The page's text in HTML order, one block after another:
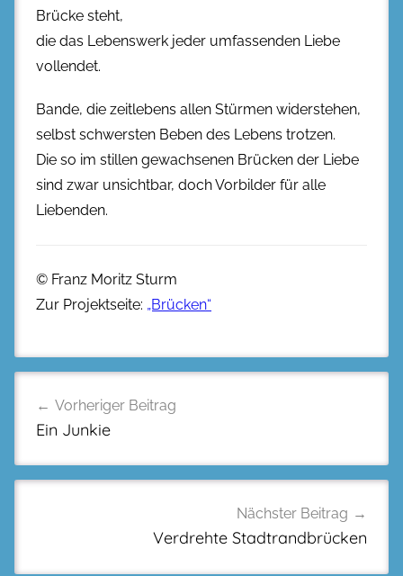
Brücke steht,
die das Lebenswerk jeder umfassenden Liebe
vollendet.
Bande, die zeitlebens allen Stürmen widerstehen,
selbst schwersten Beben des Lebens trotzen.
Die so im stillen gewachsenen Brücken der Liebe
sind zwar unsichtbar, doch Vorbilder für alle
Liebenden.
© Franz Moritz Sturm
Zur Projektseite: „Brücken“
Vorheriger Beitrag
Ein Junkie
Nächster Beitrag
Verdrehte Stadtrandbrücken